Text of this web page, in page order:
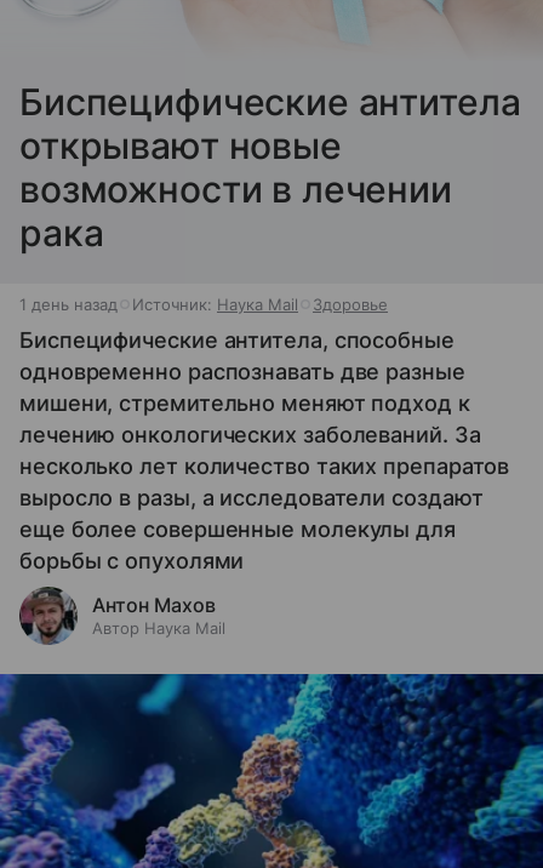
Биспецифические антитела
открывают новые
возможности в лечении
рака
1 день назад Источник: Наука Mail Здоровье
Биспецифические антитела, способные
одновременно распознавать две разные
мишени, стремительно меняют подход к
лечению онкологических заболеваний. За
несколько лет количество таких препаратов
выросло в разы, а исследователи создают
еще более совершенные молекулы для
борьбы с опухолями
Антон Махов
Автор Наука Mail